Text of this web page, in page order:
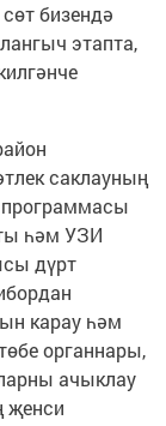
бизендә
этапта,
саклауның
программасы
һәм УЗИ
дүрт
карау һәм
органнары,
ачыклау
җенси